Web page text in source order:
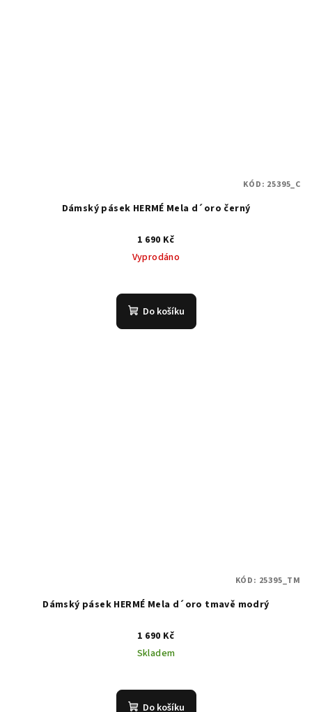
Dámský pásek HERMÉ Mela d´oro černý
1 690 Kč
Vyprodáno
Do košíku
KÓD: 25395_C
Dámský pásek HERMÉ Mela d´oro tmavě modrý
1 690 Kč
Skladem
Do košíku
KÓD: 25395_TM